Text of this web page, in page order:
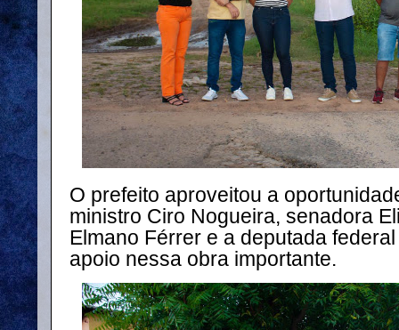
O prefeito aproveitou a
ministro Ciro Nogueira, senadora
Elmano Férrer e a deputada
apoio nessa obra importante.